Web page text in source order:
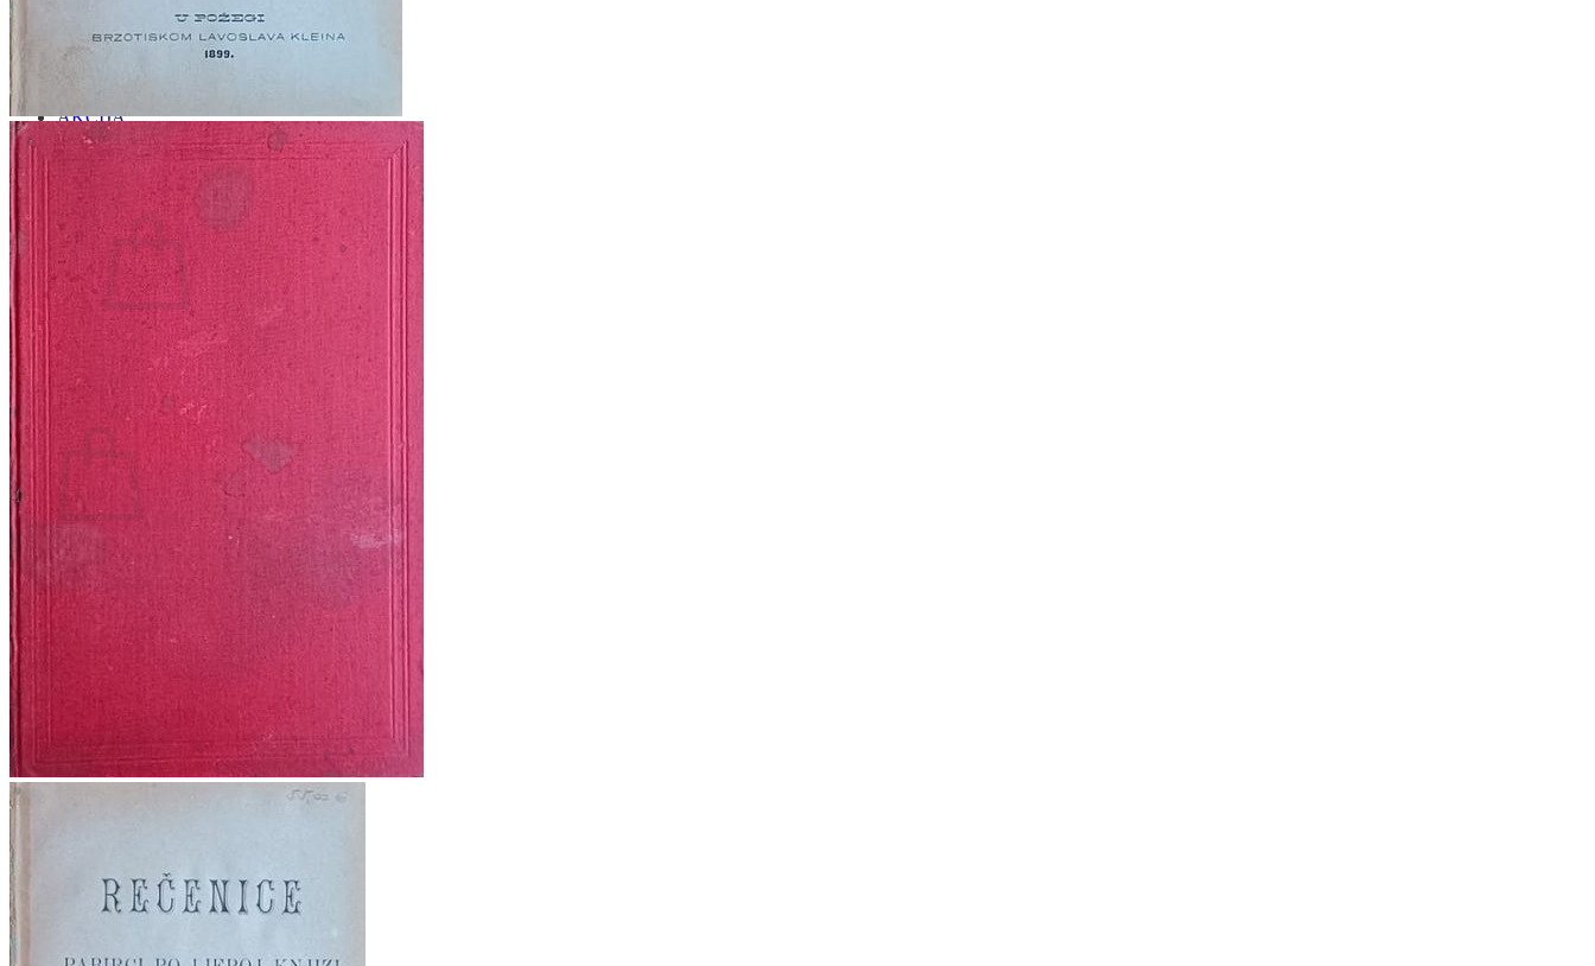
ZAGREB
ZEMLJOVIDI
Otkup knjiga
AKCIJA
Pretraži:
Nema proizvoda u košarici
Povratak u trgovinu
Košarica
Nema proizvoda u košarici
Povratak u trgovinu